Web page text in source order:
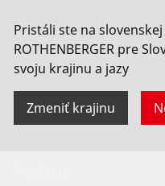
Pristáli ste na
ROTHENBERGER pre
svoju krajinu a jazy
Zmeniť krajinu